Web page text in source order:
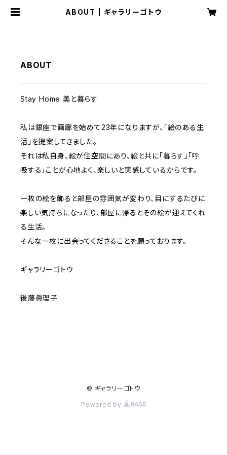
ABOUT | ギャラリーゴトウ
ABOUT
Stay Home 美と暮らす
私は銀座で画廊を始めて23年になりますが、「絵のある生
活」を提案してきました。
それは私自身、絵が住空間にあり、絵と共に「暮らす」「呼
吸する」ことが心地よく、楽しいと実感しているからです。
一枚の絵を飾ると部屋の雰囲気が変わり、目にするたびに
楽しい気持ちになったり、部屋に帰るとその絵が迎えてくれ
る生活。
そんな一枚に出会ってくださることを願っております。
ギャラリーゴトウ
後藤眞理子
© ギャラリーゴトウ
Powered by